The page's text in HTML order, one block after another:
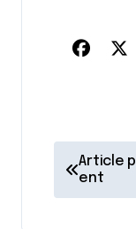
Article
ent